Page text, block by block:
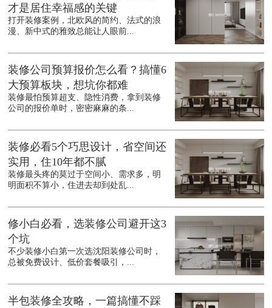
才是居住幸福感的关键
打开装修案例，北欧风的简约、法式的浪
漫、新中式的雅致总能让人眼前...
装修公司预算报价怎么看？搞懂6
大预算板块，想坑你都难
装修最怕预算超支、隐性消费，拿到装修
公司的报价单时，密密麻麻的条...
装修必看5个巧思设计，省空间还
实用，住10年都不腻
装修最头疼的莫过于空间小、需求多，明
明面积不算小，住进去却到处乱...
修小白必看，选装修公司避开这3
个坑
不少装修小白第一次选沈阳装修公司时，
总被免费设计、低价套餐吸引，...
半包装修全攻略，一篇搞懂不踩